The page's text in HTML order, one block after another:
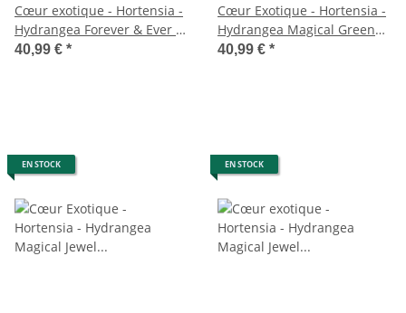
Cœur exotique - Hortensia -
Hydrangea Forever & Ever -
Blanc - 7-12 fleurs - pot
40,99 € *
Cœur Exotique - Hortensia -
Hydrangea Magical Green
Fire - Vert Rose - 6-10 fleurs
40,99 € *
EN STOCK EN STOCK